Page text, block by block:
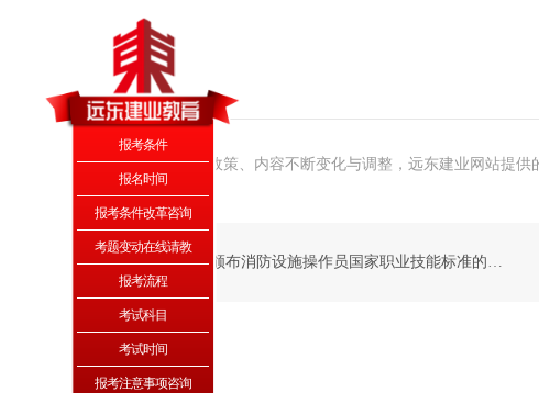
温馨提示：因考试政策、内容不断变化与调整，远东建业网站提
为准！
上一条: 重磅！颁布消防设施操作员国家职业技能标准的通知
相关推荐
报考条件
报名时间
报考条件改革咨询
考题变动在线请教
报考流程
考试科目
考试时间
报考注意事项咨询